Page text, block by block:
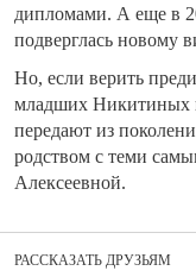
дипломами. А еще в
подверглась новому
Но, если верить
младших Никитиных
передают из
родством с теми
Алексеевной.
РАССКАЗАТЬ ДРУЗЬЯМ